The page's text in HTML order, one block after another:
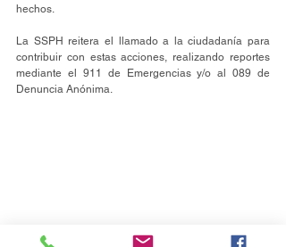
hechos.
La SSPH reitera el llamado a la ciudadanía para
contribuir con estas acciones, realizando reportes
mediante el 911 de Emergencias y/o al 089 de
Denuncia Anónima.